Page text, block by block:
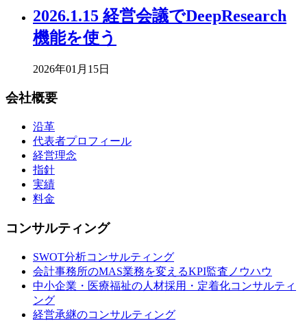
2026.1.15 経営会議でDeepResearch
機能を使う
2026年01月15日
会社概要
沿革
代表者プロフィール
経営理念
指針
実績
料金
コンサルティング
SWOT分析コンサルティング
会計事務所のMAS業務を変えるKPI監査ノウハウ
中小企業・医療福祉の人材採用・定着化コンサルティ
ング
経営承継のコンサルティング